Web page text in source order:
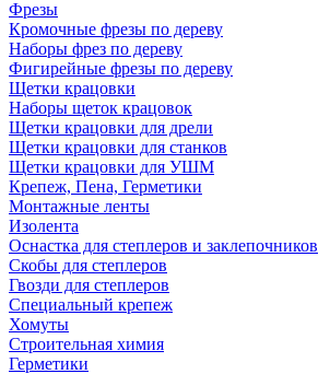
Фрезы
Кромочные фрезы по дереву
Наборы фрез по дереву
Фигирейные фрезы по дереву
Щетки крацовки
Наборы щеток крацовок
Щетки крацовки для дрели
Щетки крацовки для станков
Щетки крацовки для УШМ
Крепеж, Пена, Герметики
Монтажные ленты
Изолента
Оснастка для степлеров и заклепочников
Скобы для степлеров
Гвозди для степлеров
Специальный крепеж
Хомуты
Строительная химия
Герметики